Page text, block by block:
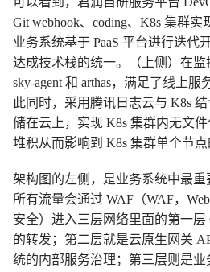
Git webhook、coding、K8s 集群实
业务系统基于 PaaS 平台进行迭代
达成技术栈的统一。（上侧）在
sky-agent 和 arthas，满足了线上
此同时，采用腾讯日志云与 K8s
储在云上，实现 K8s 集群内无文
堆积从而影响到 K8s 集群单个节点
架构图的左侧，是业务系统中最重
所有流量会通过 WAF（WAF，
安全）进入三层网络里面的第一
的转发；第二层就是云原生网关
统的内部服务治理；第三层则是业